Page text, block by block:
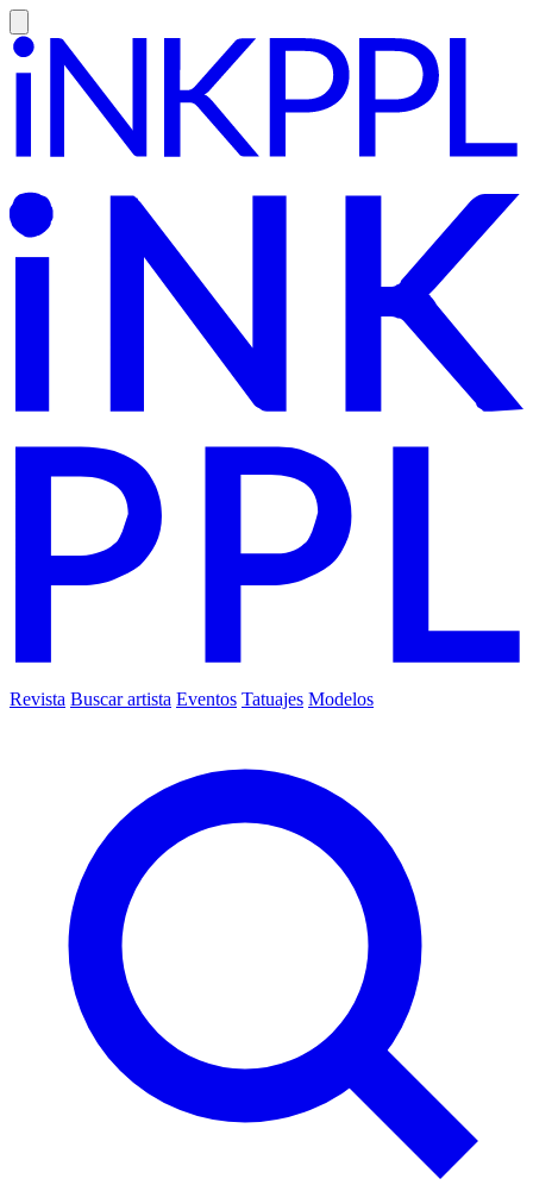
Revista Buscar artista Eventos Tatuajes Modelos